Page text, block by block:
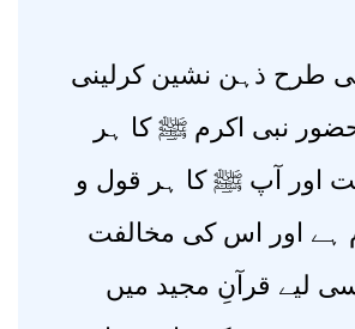
طرح ذہن نشین کرلینی
نبی اکرم ﷺ کا ہر
اور آپ ﷺ کا ہر قول و
ہے اور اس کی مخالفت
لیے قرآنِ مجید میں